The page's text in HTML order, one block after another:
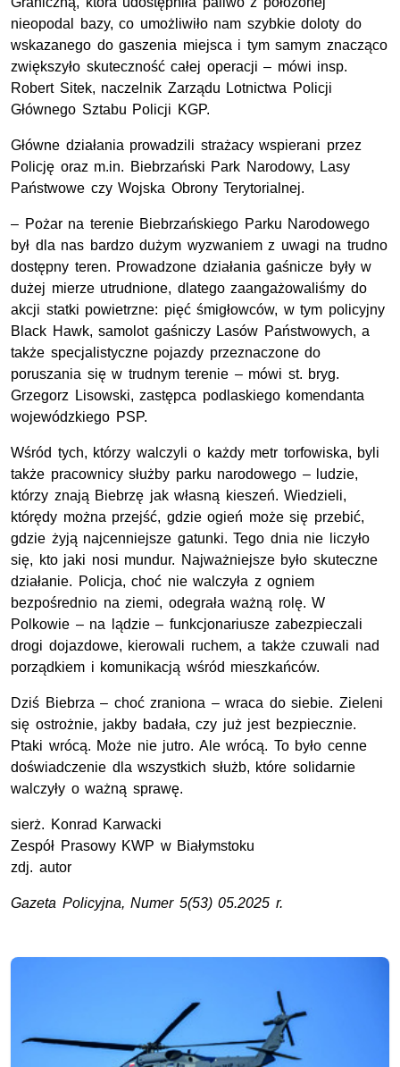
nieopodal bazy, co umożliwiło nam szybkie doloty do
wskazanego do gaszenia miejsca i tym samym znacząco
zwiększyło skuteczność całej operacji – mówi insp.
Robert Sitek, naczelnik Zarządu Lotnictwa Policji
Głównego Sztabu Policji KGP.
Główne działania prowadzili strażacy wspierani przez
Policję oraz m.in. Biebrzański Park Narodowy, Lasy
Państwowe czy Wojska Obrony Terytorialnej.
– Pożar na terenie Biebrzańskiego Parku Narodowego
był dla nas bardzo dużym wyzwaniem z uwagi na trudno
dostępny teren. Prowadzone działania gaśnicze były w
dużej mierze utrudnione, dlatego zaangażowaliśmy do
akcji statki powietrzne: pięć śmigłowców, w tym policyjny
Black Hawk, samolot gaśniczy Lasów Państwowych, a
także specjalistyczne pojazdy przeznaczone do
poruszania się w trudnym terenie – mówi st. bryg.
Grzegorz Lisowski, zastępca podlaskiego komendanta
wojewódzkiego PSP.
Wśród tych, którzy walczyli o każdy metr torfowiska, byli
także pracownicy służby parku narodowego – ludzie,
którzy znają Biebrzę jak własną kieszeń. Wiedzieli,
którędy można przejść, gdzie ogień może się przebić,
gdzie żyją najcenniejsze gatunki. Tego dnia nie liczyło
się, kto jaki nosi mundur. Najważniejsze było skuteczne
działanie. Policja, choć nie walczyła z ogniem
bezpośrednio na ziemi, odegrała ważną rolę. W
Polkowie – na lądzie – funkcjonariusze zabezpieczali
drogi dojazdowe, kierowali ruchem, a także czuwali nad
porządkiem i komunikacją wśród mieszkańców.
Dziś Biebrza – choć zraniona – wraca do siebie. Zieleni
się ostrożnie, jakby badała, czy już jest bezpiecznie.
Ptaki wrócą. Może nie jutro. Ale wrócą. To było cenne
doświadczenie dla wszystkich służb, które solidarnie
walczyły o ważną sprawę.
sierż. Konrad Karwacki
Zespół Prasowy KWP w Białymstoku
zdj. autor
Gazeta Policyjna, Numer 5(53) 05.2025 r.